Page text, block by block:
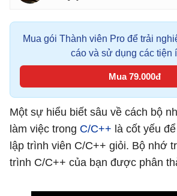
Mua gói Thành viên Pro để trải
cáo và sử dụng các tiện
Mua 79.000đ
Một sự hiểu biết sâu về cách bộ
làm việc trong C/C++ là cốt yếu
lập trình viên C/C++ giỏi. Bộ nhớ
trình C/C++ của bạn được phân